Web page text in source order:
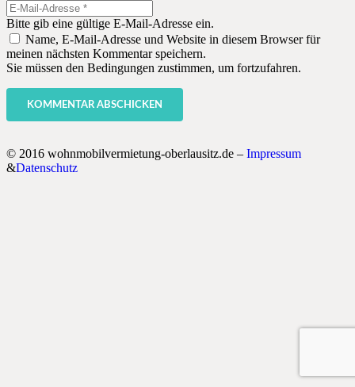
Bitte gib eine gültige E-Mail-Adresse ein.
Name, E-Mail-Adresse und Website in diesem Browser für
meinen nächsten Kommentar speichern.
Sie müssen den Bedingungen zustimmen, um fortzufahren.
KOMMENTAR ABSCHICKEN
© 2016 wohnmobilvermietung-oberlausitz.de – Impressum
&Datenschutz